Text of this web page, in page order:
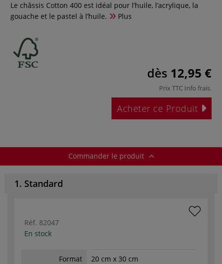
Le châssis Cotton 400 est idéal pour l’huile, l’acrylique, la
gouache et le pastel à l’huile.
Plus
dès 12,95 €
Prix TTC Info frais.
Acheter ce Produit
Commander le produit
1. Standard
Réf. 82047
En stock
Format
20 cm x 30 cm